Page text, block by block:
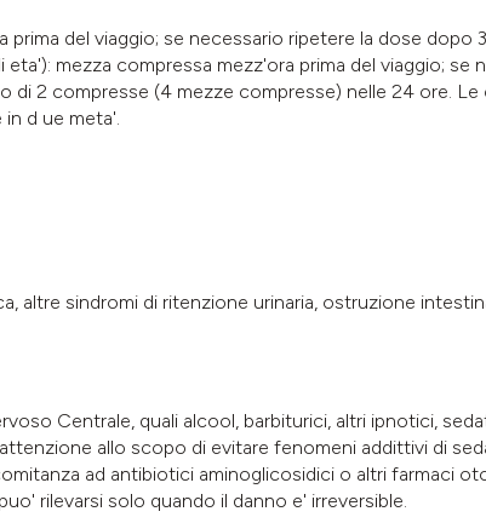
prima del viaggio; se necessario ripetere la dose dopo
mezza compressa mezz'ora prima del viaggio; se
di 2 compresse (4 mezze compresse) nelle 24 ore. Le
d ue meta'.
sindromi di ritenzione urinaria, ostruzione
Centrale, quali alcool, barbiturici, altri ipnotici,
allo scopo di evitare fenomeni addittivi di
ad antibiotici aminoglicosidici o altri farmaci
rilevarsi solo quando il danno e' irreversible.